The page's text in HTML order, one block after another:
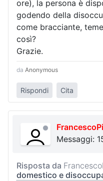
ore), la persona è
godendo della
come bracciante,
così?
Grazie.
da Anonymous
Rispondi Cita
Messaggi:
Risposta da
domestico e